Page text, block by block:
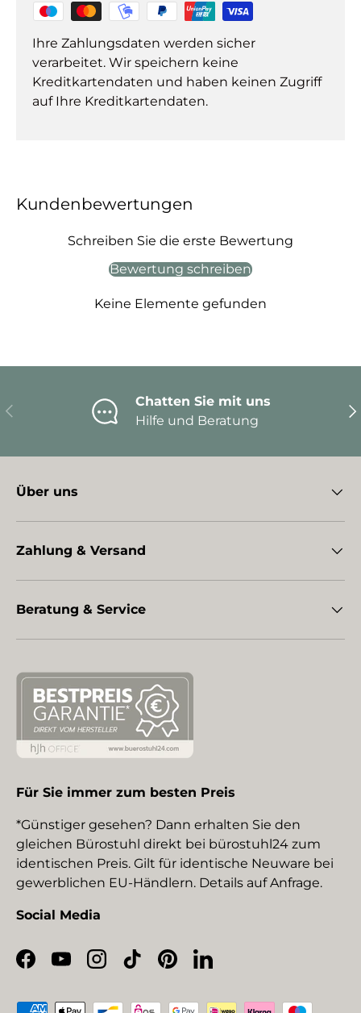
Ihre Zahlungsdaten werden sicher
verarbeitet. Wir speichern keine
Kreditkartendaten und haben keinen Zugriff
auf Ihre Kreditkartendaten.
Kundenbewertungen
Schreiben Sie die erste Bewertung
Bewertung schreiben
Keine Elemente gefunden
Vorherige
Chatten Sie mit uns
Hilfe und Beratung
Über uns
Zahlung & Versand
Beratung & Service
Für Sie immer zum besten Preis
*Günstiger gesehen? Dann erhalten Sie den
gleichen Bürostuhl direkt bei bürostuhl24 zum
identischen Preis. Gilt für identische Neuware bei
gewerblichen EU-Händlern. Details auf Anfrage.
Social Media
Facebook
YouTubeInstagram
TikTokPinterestLinkedIn
Zahlungsmethoden